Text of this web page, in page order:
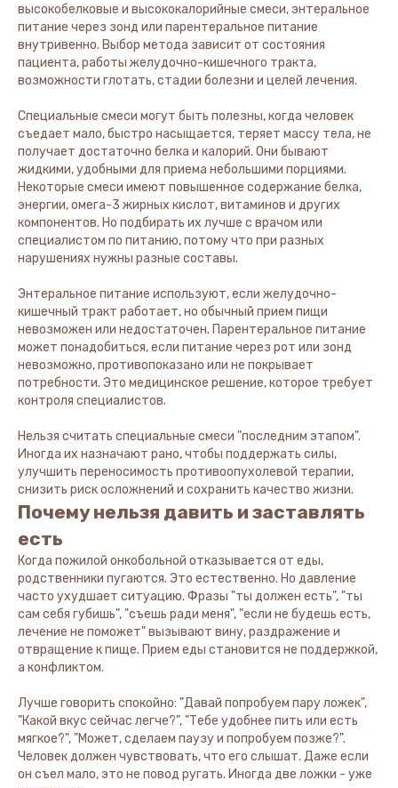
высокобелковые и высококалорийные смеси, энтеральное
питание через зонд или парентеральное питание
внутривенно. Выбор метода зависит от состояния
пациента, работы желудочно-кишечного тракта,
возможности глотать, стадии болезни и целей лечения.
Специальные смеси могут быть полезны, когда человек
съедает мало, быстро насыщается, теряет массу тела, не
получает достаточно белка и калорий. Они бывают
жидкими, удобными для приема небольшими порциями.
Некоторые смеси имеют повышенное содержание белка,
энергии, омега-3 жирных кислот, витаминов и других
компонентов. Но подбирать их лучше с врачом или
специалистом по питанию, потому что при разных
нарушениях нужны разные составы.
Энтеральное питание используют, если желудочно-
кишечный тракт работает, но обычный прием пищи
невозможен или недостаточен. Парентеральное питание
может понадобиться, если питание через рот или зонд
невозможно, противопоказано или не покрывает
потребности. Это медицинское решение, которое требует
контроля специалистов.
Нельзя считать специальные смеси "последним этапом".
Иногда их назначают рано, чтобы поддержать силы,
улучшить переносимость противоопухолевой терапии,
снизить риск осложнений и сохранить качество жизни.
Почему нельзя давить и заставлять
есть
Когда пожилой онкобольной отказывается от еды,
родственники пугаются. Это естественно. Но давление
часто ухудшает ситуацию. Фразы "ты должен есть", "ты
сам себя губишь", "съешь ради меня", "если не будешь есть,
лечение не поможет" вызывают вину, раздражение и
отвращение к пище. Прием еды становится не поддержкой,
а конфликтом.
Лучше говорить спокойно: "Давай попробуем пару ложек",
"Какой вкус сейчас легче?", "Тебе удобнее пить или есть
мягкое?", "Может, сделаем паузу и попробуем позже?".
Человек должен чувствовать, что его слышат. Даже если
он съел мало, это не повод ругать. Иногда две ложки - уже